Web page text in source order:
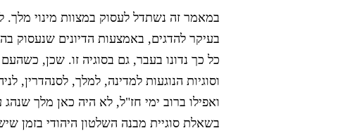
במאמר זה נשתדל לעסוק במצוות מינוי
בעיקר להדגים, באמצעות הדיונים שנעסוק
כל כך נדונו בעבר, גם בסוגיה זו. שכן,
וסוגיות הנוגעות למדינה, למלך, לסנהדרין,
ואפילו ברוב ימי חז"ל, לא היה כאן מלך
בשאלת סוגיית מבנה השלטון היהודי בזמן